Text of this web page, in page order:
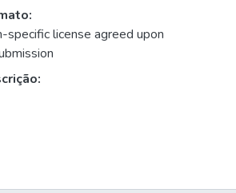
specific license agreed upon